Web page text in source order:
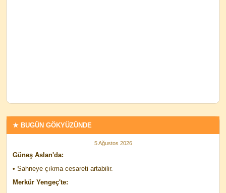
★ BUGÜN GÖKYÜZÜNDE
5 Ağustos 2026
Güneş Aslan'da:
• Sahneye çıkma cesareti artabilir.
Merkür Yengeç'te: